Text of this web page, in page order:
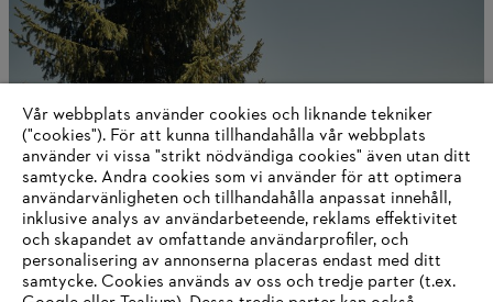
Donations-/sponsringsförfrågningar
Vår webbplats använder cookies och liknande tekniker
("cookies"). För att kunna tillhandahålla vår webbplats
använder vi vissa "strikt nödvändiga cookies" även utan ditt
samtycke. Andra cookies som vi använder för att optimera
användarvänligheten och tillhandahålla anpassat innehåll,
inklusive analys av användarbeteende, reklams effektivitet
och skapandet av omfattande användarprofiler, och
personalisering av annonserna placeras endast med ditt
samtycke. Cookies används av oss och tredje parter (t.ex.